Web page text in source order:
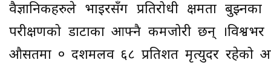
वैज्ञानिकहरुले भाइरसँग प्रतिरोधी क्षमता
परीक्षणको डाटाका आफ्नै कमजोरी छन्
औसतमा ० दशमलव ६८ प्रतिशत मृत्युदर रहेको